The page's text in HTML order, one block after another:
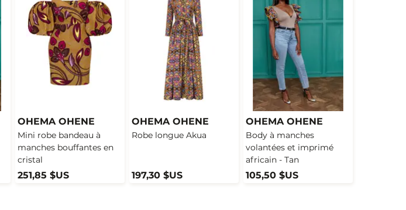
OHEMA OHENE
Mini robe bandeau à
manches bouffantes en
cristal
251,85 $US
OHEMA OHENE
Robe longue Akua
197,30 $US
OHEMA OHENE
Body à manches
volantées et imprimé
africain - Tan
105,50 $US